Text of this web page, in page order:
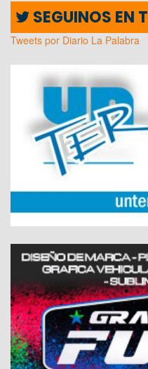
SEGUINOS EN
Tweets por Diario La Palabra